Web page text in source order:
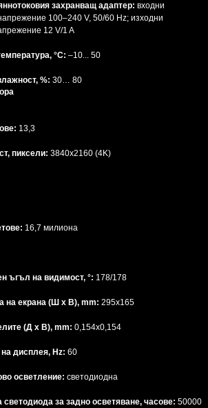
захранващ адаптер: входни
100–240 V, 50/60 Hz; изходни
12 V/1 A
°C: –10... 50
%: 30… 80
13,3
пиксели: 3840x2160 (4K)
16,7 милиона
ъгъл на видимост, °: 178/178
на екрана (Ш x В), mm: 295x165
(Д x В), mm: 0,154x0,154
дисплея, Hz: 60
осветление: светодиодна
светодиода за задно осветяване, часове: 50000